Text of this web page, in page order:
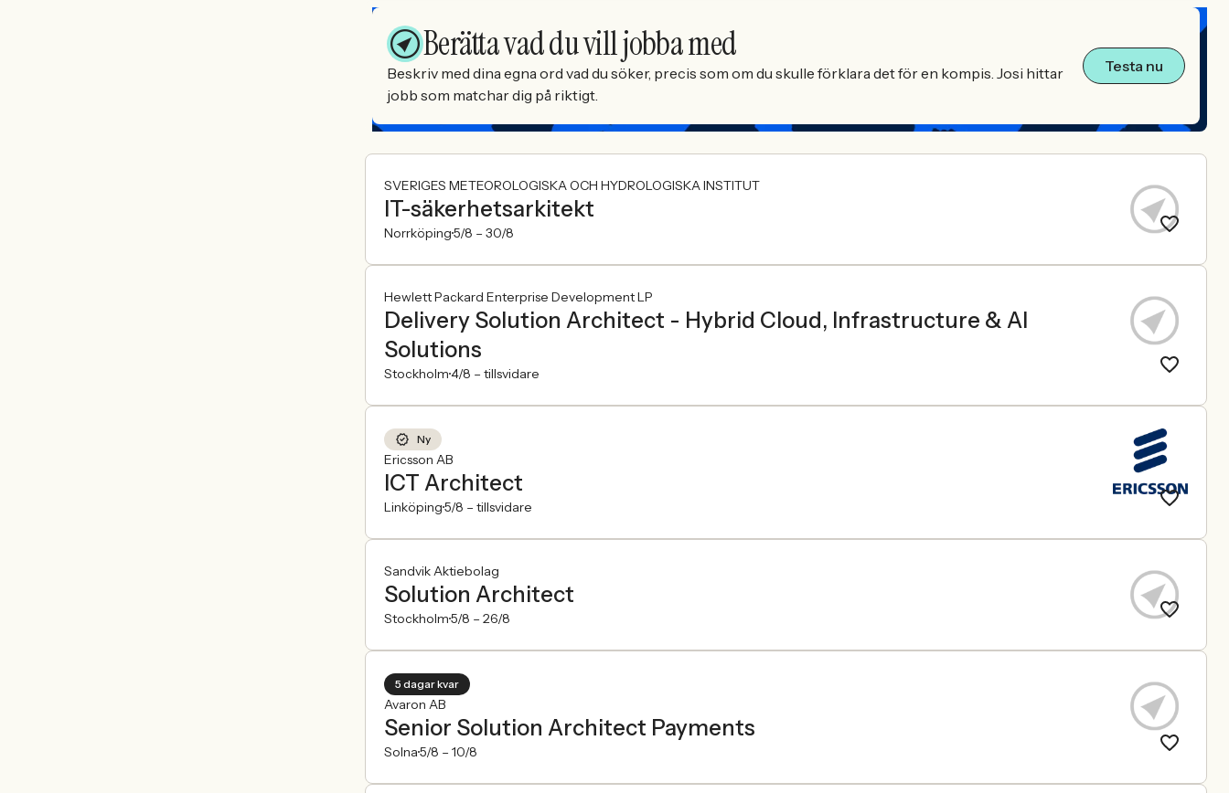
Berätta vad du vill jobba med
Beskriv med dina egna ord vad du söker, precis som om du skulle förklara det för en kompis. Josi hittar
jobb som matchar dig på riktigt.
Testa nu
SVERIGES METEOROLOGISKA OCH HYDROLOGISKA INSTITUT
IT-säkerhetsarkitekt
Norrköping5/8 – 30/8
Hewlett Packard Enterprise Development LP
Delivery Solution Architect - Hybrid Cloud, Infrastructure & AI
Solutions
Stockholm4/8 – tillsvidare
Ny
Ericsson AB
ICT Architect
Linköping5/8 – tillsvidare
Sandvik Aktiebolag
Solution Architect
Stockholm5/8 – 26/8
5 dagar kvar
Avaron AB
Senior Solution Architect Payments
Solna5/8 – 10/8